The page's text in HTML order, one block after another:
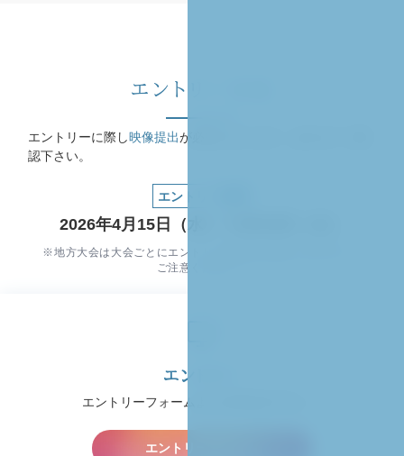
エントリー方法
エントリーに際し映像提出が必須となります。あわせてご確
認下さい。
エントリー期間
2026年4月15日（水）〜6月30日（火）
※地方大会は大会ごとにエントリー締切日が異なりますので、
ご注意ください。
エントリー
エントリーフォームよりお申込み下さい。
エントリーフォーム